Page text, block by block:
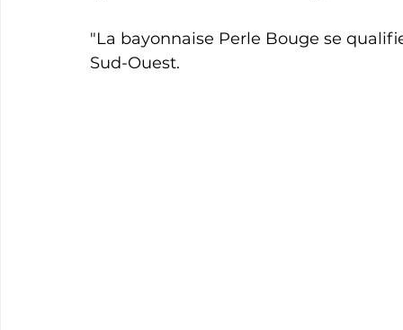
"La bayonnaise Perle Bouge se
Sud-Ouest.